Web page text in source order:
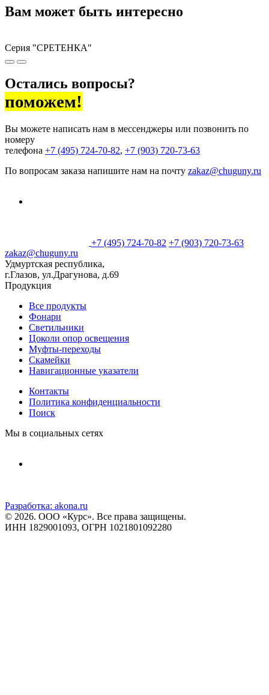
Вам может быть интересно
Серия "СРЕТЕНКА"
Остались вопросы?
поможем!
Вы можете написать нам в мессенджеры или позвонить по
номеру
телефона +7 (495) 724-70-82, +7 (903) 720-73-63
По вопросам заказа напишите нам на почту zakaz@chuguny.ru
+7 (495) 724-70-82 +7 (903) 720-73-63
zakaz@chuguny.ru
Удмуртская республика,
г.Глазов, ул.Драгунова, д.69
Продукция
Все продукты
Фонари
Светильники
Цоколи опор освещения
Муфты-переходы
Скамейки
Навигационные указатели
Контакты
Политика конфиденциальности
Поиск
Мы в социальных сетях
Разработка: akona.ru
© 2026. ООО «Курс». Все права защищены.
ИНН 1829001093, ОГРН 1021801092280